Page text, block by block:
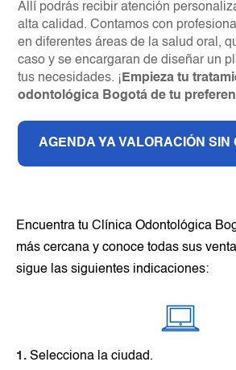
Allí podrás recibir atención
alta calidad. Contamos con
en diferentes áreas de la salud oral,
caso y se encargaran de diseñar un
tus necesidades. ¡Empieza tu
odontológica Bogotá de tu
AGENDA YA VALORACIÓN SIN
Encuentra tu Clínica Odontológica
más cercana y conoce todas sus
sigue las siguientes indicaciones:
1. Selecciona la ciudad.